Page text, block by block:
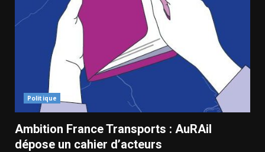
Politique
Ambition France Transports : AuRAil
dépose un cahier d’acteurs